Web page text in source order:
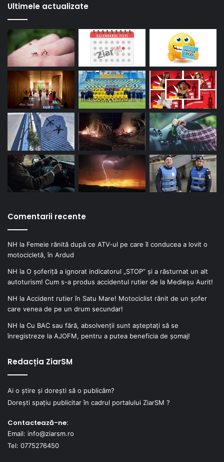
Ultimele actualizate
Comentarii recente
NH la Femeie rănită după ce ATV-ul pe care îl conducea a lovit o
motocicletă, în Ardud
NH la O șoferiță a ignorat indicatorul „STOP” și a răsturnat un alt
autoturism! Cum s-a produs accidentul rutier de la Medieșu Aurit!
NH la Accident rutier în Satu Mare! Motociclist rănit de un șofer
care venea de pe un drum secundar!
NH la Cu BAC sau fără, absolvenții sunt așteptați să se
înregistreze la AJOFM, pentru a putea beneficia de șomaj!
Redacția ZiarSM
Ai o știre și dorești să o publicăm?
Dorești spațiu publicitar în cadrul portalului ZiarSM ?
Contactează-ne:
Email: info@ziarsm.ro
Tel: 0775276450